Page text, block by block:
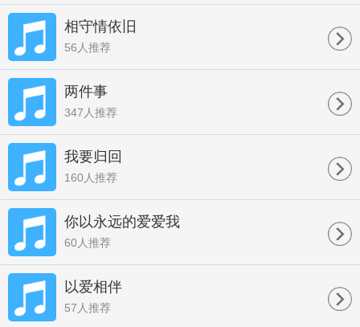
相守情依旧
56人推荐
两件事
347人推荐
我要归回
160人推荐
你以永远的爱爱我
60人推荐
以爱相伴
57人推荐